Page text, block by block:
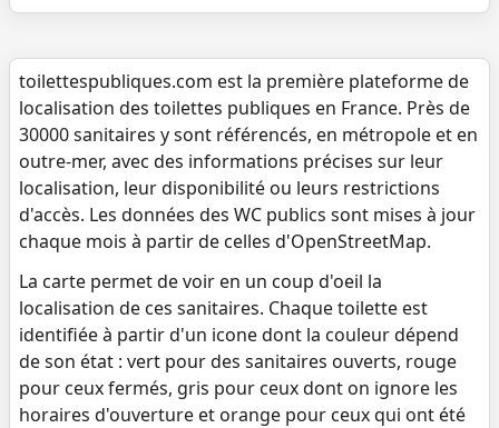
toilettespubliques.com est la première plateforme de
localisation des toilettes publiques en France. Près de
30000 sanitaires y sont référencés, en métropole et en
outre-mer, avec des informations précises sur leur
localisation, leur disponibilité ou leurs restrictions
d'accès. Les données des WC publics sont mises à jour
chaque mois à partir de celles d'OpenStreetMap.
La carte permet de voir en un coup d'oeil la
localisation de ces sanitaires. Chaque toilette est
identifiée à partir d'un icone dont la couleur dépend
de son état : vert pour des sanitaires ouverts, rouge
pour ceux fermés, gris pour ceux dont on ignore les
horaires d'ouverture et orange pour ceux qui ont été